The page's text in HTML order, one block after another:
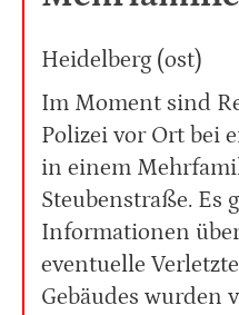
Heidelberg (ost)
Im Moment sind
Polizei vor Ort bei
in einem
Steubenstraße. Es
Informationen
eventuelle
Gebäudes wurden